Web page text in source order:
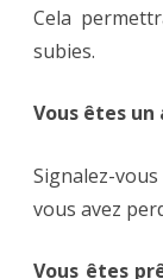
Cela
subies.
Vous êtes
Signalez-
vous avez
Vous êtes